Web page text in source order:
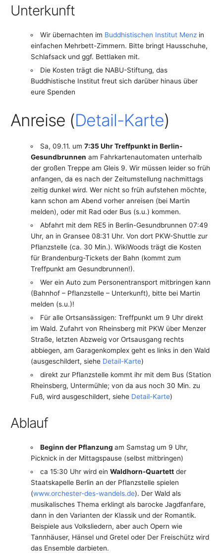
Unterkunft
Wir übernachten im Buddhistischen Institut Menzin
einfachen Mehrbett-Zimmern. Bitte bringt Hausschuhe,
Schlafsack und ggf. Bettlaken mit.
Die Kosten trägt die NABU-Stiftung, das
Buddhistische Institut freut sich darüber hinaus über
eure Spenden
Anreise (Detail-Karte)
Sa, 09.11. um 7:35 Uhr Treffpunkt in Berlin-
Gesundbrunnen am Fahrkartenautomaten unterhalb
der großen Treppe am Gleis 9. Wir müssen leider so früh
anfangen, da es nach der Zeitumstellung nachmittags
zeitig dunkel wird. Wer nicht so früh aufstehen möchte,
kann schon am Abend vorher anreisen (bei Martin
melden), oder mit Rad oder Bus (s.u.) kommen.
Abfahrt mit dem RE5 in Berlin-Gesundbrunnen 07:49
Uhr, an in Gransee 08:31 Uhr. Von dort PKW-Shuttle zur
Pflanzstelle (ca. 30 Min.). WikiWoods trägt die Kosten
für Brandenburg-Tickets der Bahn (kommt zum
Treffpunkt am Gesundbrunnen!).
Wer ein Auto zum Personentransport mitbringen kann
(Bahnhof – Pflanzstelle – Unterkunft), bitte bei Martin
melden (s.u.)!
Für alle Ortsansässigen: Treffpunkt um 9 Uhr direkt
im Wald. Zufahrt von Rheinsberg mit PKW über Menzer
Straße, letzten Abzweig vor Ortsausgang rechts
abbiegen, am Garagenkomplex geht es links in den Wald
(ausgeschildert, siehe Detail-Karte)
direkt zur Pflanzstelle kommt ihr mit dem Bus (Station
Rheinsberg, Untermühle; von da aus noch 30 Min. zu
Fuß, wird ausgeschildert, siehe Detail-Karte)
Ablauf
Beginn der Pflanzung am Samstag um 9 Uhr,
Picknick in der Mittagspause (selbst mitbringen)
ca 15:30 Uhr wird ein Waldhorn-Quartettder
Staatskapelle Berlin an der Pflanzstelle spielen
(www.orchester-des-wandels.de). Der Wald als
musikalisches Thema erklingt als barocke Jagdfanfare,
dann in den Varianten der Klassik und der Romantik.
Beispiele aus Volksliedern, aber auch Opern wie
Tannhäuser, Hänsel und Gretel oder Der Freischütz wird
das Ensemble darbieten.